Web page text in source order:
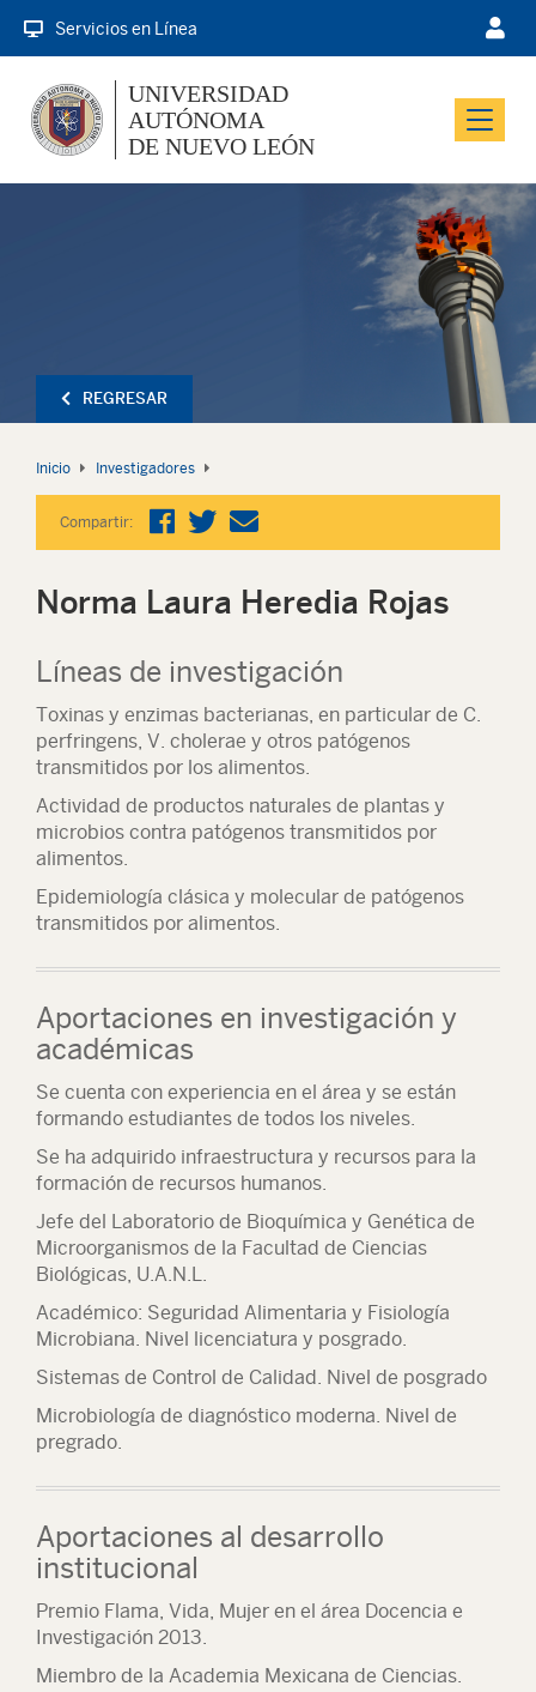
Servicios en Línea
Menu
UNIVERSIDAD
AUTÓNOMA
DE NUEVO LEÓN
REGRESAR
Inicio Investigadores
Compartir:
Norma Laura Heredia Rojas
Líneas de investigación
Toxinas y enzimas bacterianas, en particular de C.
perfringens, V. cholerae y otros patógenos
transmitidos por los alimentos.
Actividad de productos naturales de plantas y
microbios contra patógenos transmitidos por
alimentos.
Epidemiología clásica y molecular de patógenos
transmitidos por alimentos.
Aportaciones en investigación y
académicas
Se cuenta con experiencia en el área y se están
formando estudiantes de todos los niveles.
Se ha adquirido infraestructura y recursos para la
formación de recursos humanos.
Jefe del Laboratorio de Bioquímica y Genética de
Microorganismos de la Facultad de Ciencias
Biológicas, U.A.N.L.
Académico: Seguridad Alimentaria y Fisiología
Microbiana. Nivel licenciatura y posgrado.
Sistemas de Control de Calidad. Nivel de posgrado
Microbiología de diagnóstico moderna. Nivel de
pregrado.
Aportaciones al desarrollo
institucional
Premio Flama, Vida, Mujer en el área Docencia e
Investigación 2013.
Miembro de la Academia Mexicana de Ciencias.